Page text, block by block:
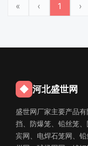
« ‹ 1 ›
◆ 河北盛世网
盛世网厂家主要产品
挡、防爆笼、铅丝笼
宾网、电焊石笼网、